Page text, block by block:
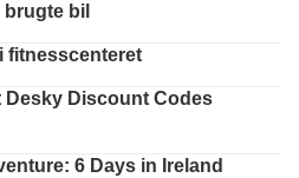
bil
fitnesscenteret
Discount Codes
6 Days in Ireland